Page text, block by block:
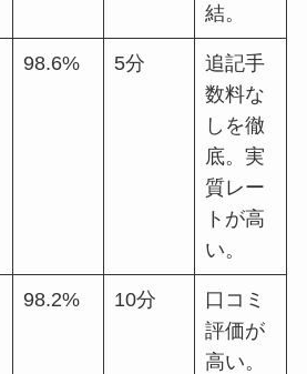
結。
98.6% 5分
追記手
数料な
しを徹
底。実
質レー
トが高
い。
98.2% 10分
口コミ
評価が
高い。